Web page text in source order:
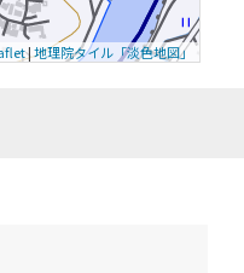
|地理院タイル「淡色地図」